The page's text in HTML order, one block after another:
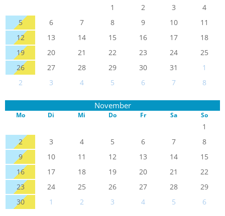
1 2 3
4
5
6 7 8 9 10
11
12
13 14 15 16 17
18
19
20 21 22 23 24
25
26
27 28 29 30 31
1
2
3 4 5 6 7 8
November
Mo Di Mi Do Fr Sa So
1
2
3 4 5 6 7
8
9
10 11 12 13 14
15
16
17 18 19 20 21
22
23
24 25 26 27 28
29
30
1 2 3 4 5 6